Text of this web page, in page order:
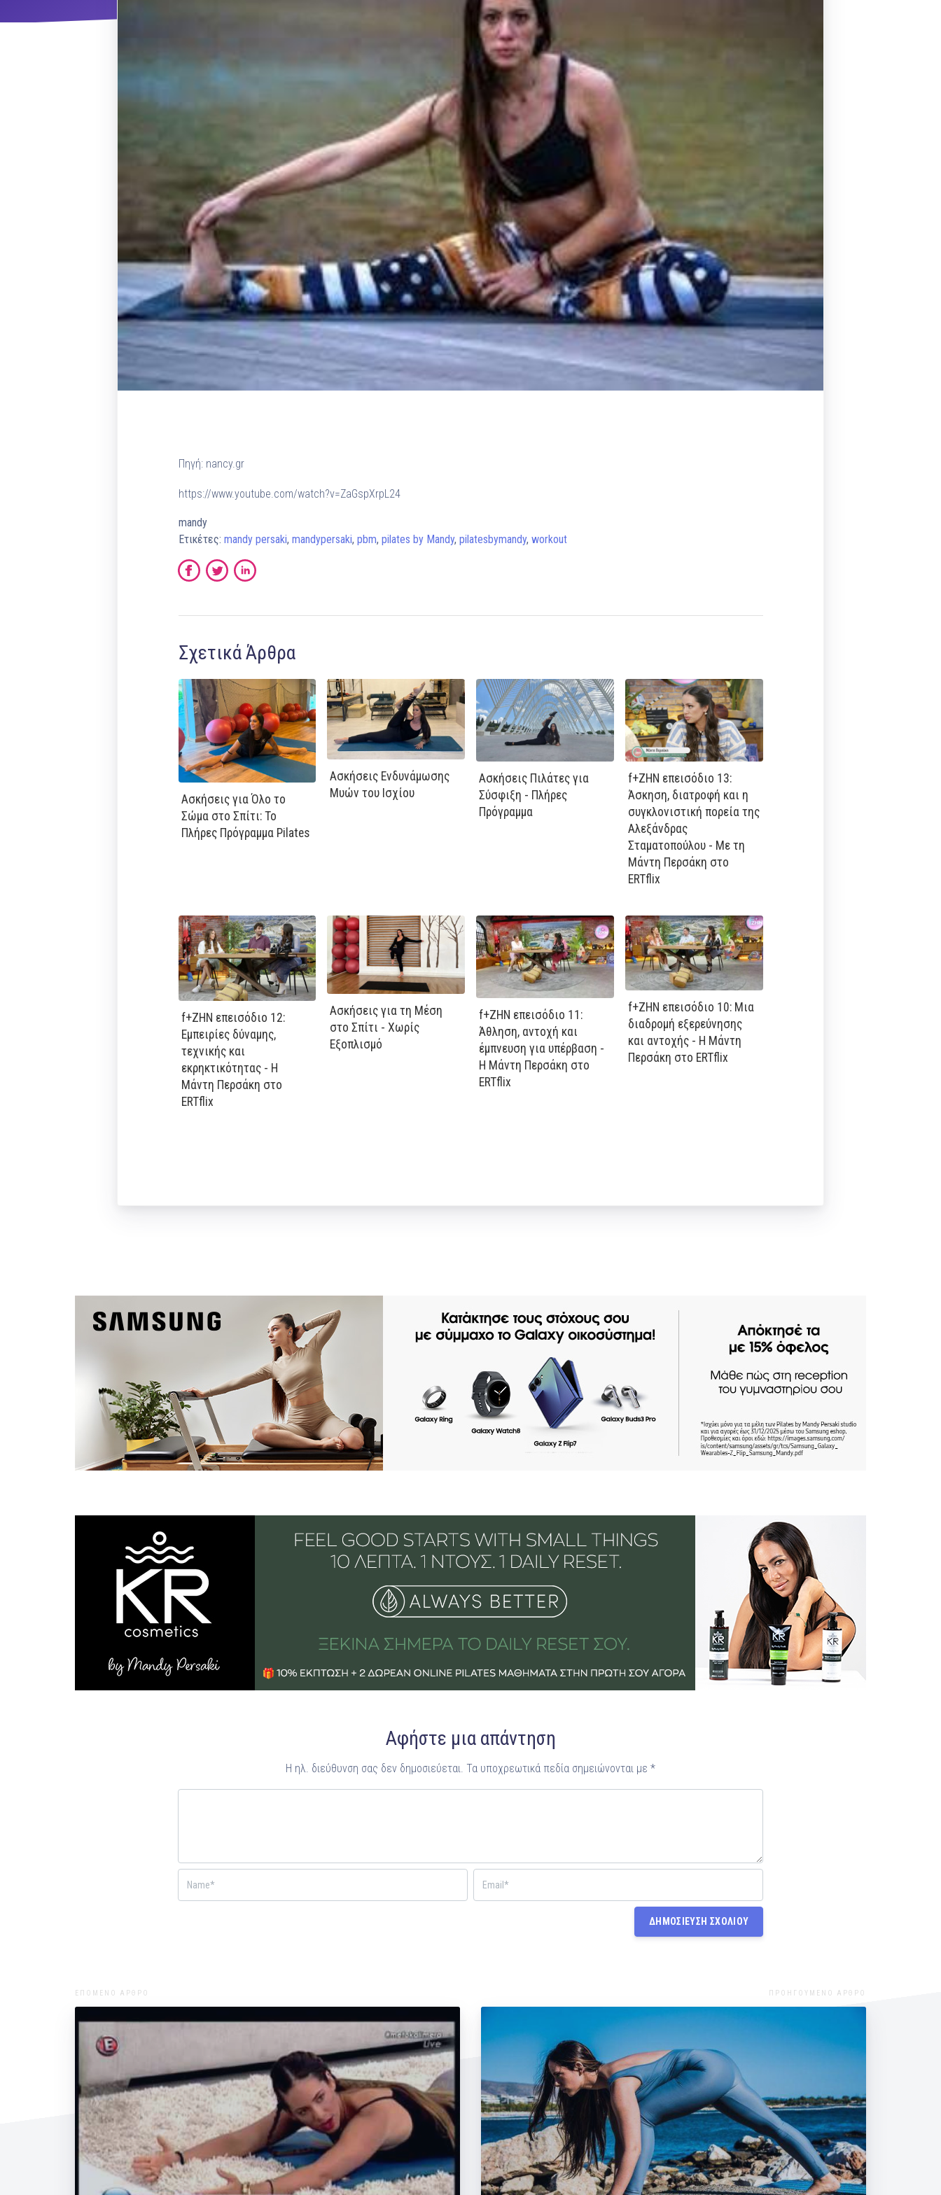
Ένα μεγάλο και όμορφο γυμναστήριο κοντά στη θάλασσα
Το pilates έχει τον δικό του καταπληκτικό χώρο στον
Η εξέλιξη της ευεξίας στην Πεύκη
ΠΣ
ΠΕΡΙΣΤΈΡΙNEOΣ ΧΩΡΟΣ
Προορισμός Pilates στην Καρδιά της Πόλης
FACEBOOK ΠΕΡΙΣΤΕΡΊΟΥ
FACEBOOK ΠΕΎΚΗΣ
ΚΑΝΑΛΙ YOUTUBE
Πηγή: nancy.gr
https://www.youtube.com/watch?v=ZaGspXrpL24
mandy
Ετικέτες: mandy persaki, mandypersaki, pbm, pilates by Mandy, pilatesbymandy, workout
Σχετικά Άρθρα
Ασκήσεις για Όλο το
Σώμα στο Σπίτι: Το
Πλήρες Πρόγραμμα Pilates
Ασκήσεις Ενδυνάμωσης
Μυών του Ισχίου
Ασκήσεις Πιλάτες για
Σύσφιξη - Πλήρες
Πρόγραμμα
f+ΖΗΝ επεισόδιο 13:
Άσκηση, διατροφή και η
συγκλονιστική πορεία της
Αλεξάνδρας
Σταματοπούλου - Με τη
Μάντη Περσάκη στο
ERTflix
f+ΖΗΝ επεισόδιο 12:
Εμπειρίες δύναμης,
τεχνικής και
εκρηκτικότητας - Η
Μάντη Περσάκη στο
ERTflix
Ασκήσεις για τη Μέση
στο Σπίτι - Χωρίς
Εξοπλισμό
f+ΖΗΝ επεισόδιο 11:
Άθληση, αντοχή και
έμπνευση για υπέρβαση -
Η Μάντη Περσάκη στο
ERTflix
f+ΖΗΝ επεισόδιο 10: Μια
διαδρομή εξερεύνησης
και αντοχής - Η Μάντη
Περσάκη στο ERTflix
Αφήστε μια απάντηση
Η ηλ. διεύθυνση σας δεν δημοσιεύεται. Τα υποχρεωτικά πεδία σημειώνονται με *
ΕΠΟΜΕΝΟ ΑΡΘΡΟ ΠΡΟΗΓΟΥΜΕΝΟ ΑΡΘΡΟ